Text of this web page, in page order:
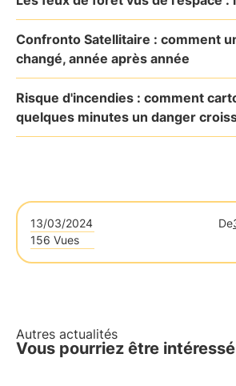
Confronto Satellitaire : comment
changé, année après année
Risque d'incendies : comment
quelques minutes un danger
13/03/2024 De
156 Vues
Autres actualités
Vous pourriez être intéressé